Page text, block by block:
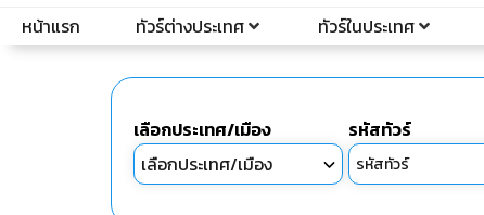
หน้าแรก ทัวร์ต่างประเทศ ทัวร์ในประเทศ
เลือกประเทศ/เมือง รหัสทัวร์